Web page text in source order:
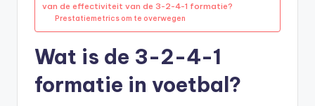
van de effectiviteit van de 3-2-4-1 formatie?
Prestatiemetrics om te overwegen
Wat is de 3-2-4-1
formatie in voetbal?